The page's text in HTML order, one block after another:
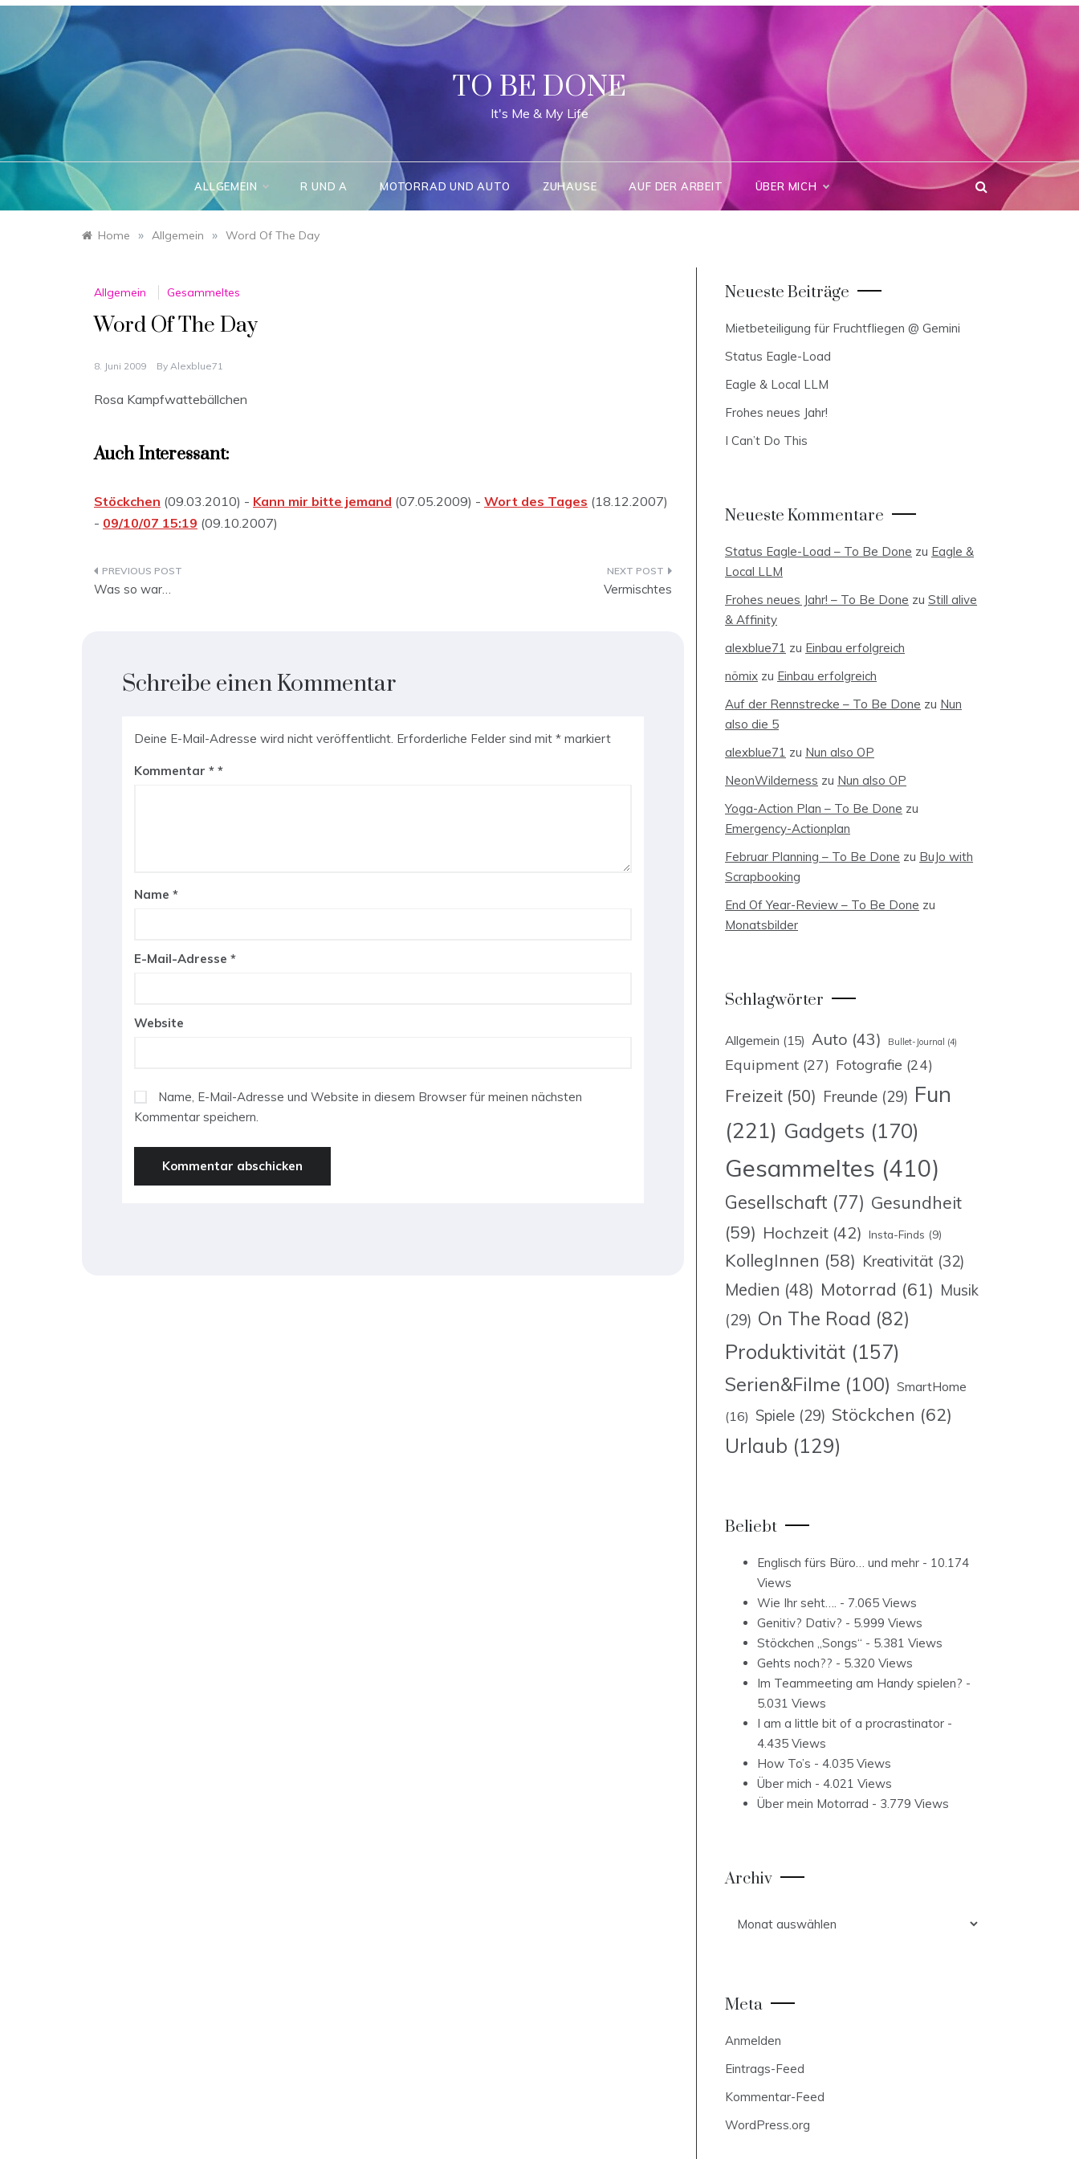
Skip
TO BE DONE
It's Me & My Life
ALLGEMEIN R UND A MOTORRAD UND AUTO ZUHAUSE AUF DER ARBEIT ÜBER MICH
Home » Allgemein » Word Of The Day
Allgemein Gesammeltes
Word Of The Day
8. Juni 2009 By Alexblue71
Rosa Kampfwattebällchen
Auch Interessant:
Stöckchen (09.03.2010) - Kann mir bitte jemand (07.05.2009) - Wort des Tages (18.12.2007)
- 09/10/07 15:19 (09.10.2007)
Beitragsnavigation
Was so war… Vermischtes
Schreibe einen Kommentar
Deine E-Mail-Adresse wird nicht veröffentlicht. Erforderliche Felder sind mit * markiert
Kommentar *
Name *
E-Mail-Adresse *
Website
Name, E-Mail-Adresse und Website in diesem Browser für meinen nächsten
Kommentar speichern.
Neueste Beiträge
Mietbeteiligung für Fruchtfliegen @ Gemini
Status Eagle-Load
Eagle & Local LLM
Frohes neues Jahr!
I Can’t Do This
Neueste Kommentare
Status Eagle-Load – To Be Done zu Eagle &
Local LLM
Frohes neues Jahr! – To Be Done zu Still alive
& Affinity
alexblue71 zu Einbau erfolgreich
nömix zu Einbau erfolgreich
Auf der Rennstrecke – To Be Done zu Nun
also die 5
alexblue71 zu Nun also OP
NeonWilderness zu Nun also OP
Yoga-Action Plan – To Be Done zu
Emergency-Actionplan
Februar Planning – To Be Done zu BuJo with
Scrapbooking
End Of Year-Review – To Be Done zu
Monatsbilder
Schlagwörter
Allgemein (15) Auto (43) Bullet-Journal (4)
Equipment (27) Fotografie (24)
Freizeit (50) Freunde (29) Fun
(221) Gadgets (170)
Gesammeltes (410)
Gesellschaft (77) Gesundheit
(59) Hochzeit (42) Insta-Finds (9)
KollegInnen (58) Kreativität (32)
Medien (48) Motorrad (61) Musik
(29) On The Road (82)
Produktivität (157)
Serien&Filme (100) SmartHome
(16) Spiele (29) Stöckchen (62)
Urlaub (129)
Beliebt
Englisch fürs Büro… und mehr - 10.174
Views
Wie Ihr seht…. - 7.065 Views
Genitiv? Dativ? - 5.999 Views
Stöckchen „Songs“ - 5.381 Views
Gehts noch?? - 5.320 Views
Im Teammeeting am Handy spielen? -
5.031 Views
I am a little bit of a procrastinator -
4.435 Views
How To’s - 4.035 Views
Über mich - 4.021 Views
Über mein Motorrad - 3.779 Views
Archiv
Meta
Anmelden
Eintrags-Feed
Kommentar-Feed
WordPress.org